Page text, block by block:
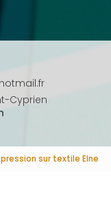
Cyprien
sur textile Elne